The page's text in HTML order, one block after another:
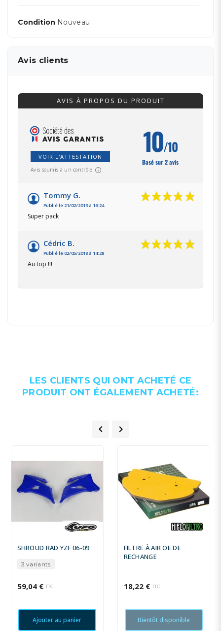
Condition Nouveau
Avis clients
AVIS À PROPOS DU PRODUIT
VOIR L'ATTESTATION
Avis soumis à un contrôle
10/10
Basé sur 2 avis
Tommy G.
Publié le 21/02/2019 à 16:24
Super pack
Cédric B.
Publié le 02/05/2018 à 14:28
Au top !!!
LES CLIENTS QUI ONT ACHETÉ CE
PRODUIT ONT ÉGALEMENT ACHETÉ:
 
SHROUD RAD YZF 06-09
3 variants
59,04 € TTC
Ajouter au panier
FILTRE À AIR OE DE
RECHANGE
18,22 € TTC
Bientôt disponible